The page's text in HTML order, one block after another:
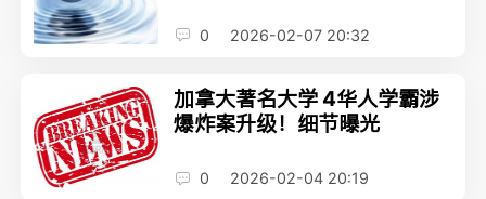
0 2026-02-07 20:32
加拿大著名大学 4华人学霸涉
爆炸案升级！细节曝光
0 2026-02-04 20:19